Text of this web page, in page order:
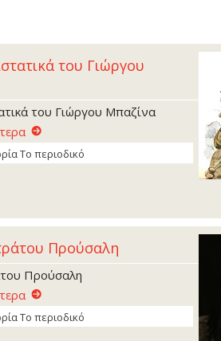
του Γιώργου
του Γιώργου Μπαζίνα
Το περιοδικό
Προύσαλη
Προύσαλη
Το περιοδικό